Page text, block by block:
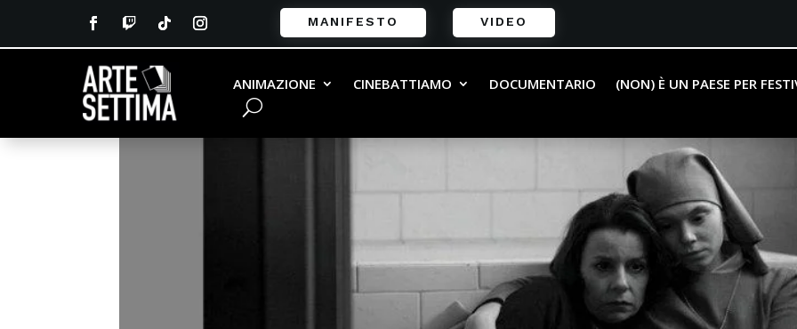
MANIFESTO VIDEO
ANIMAZIONE CINEBATTIAMO DOCUMENTARIO (NON) È UN PAESE PER